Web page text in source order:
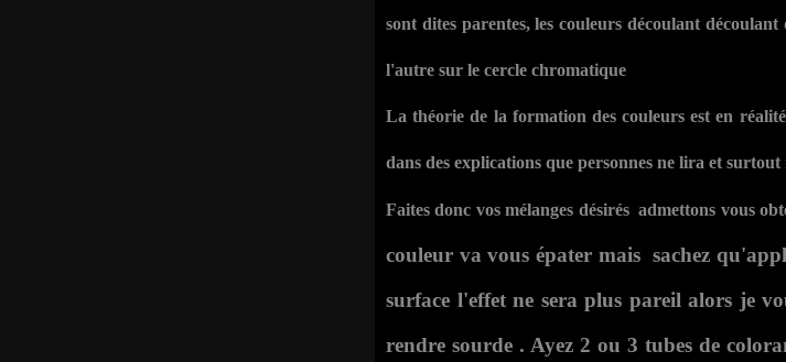
sont dites parentes, les couleurs découlant
l'autre sur le cercle chromatique
La théorie de la formation des couleurs est en
dans des explications que personnes ne lira et
Faites donc vos mélanges désirés admettons vous
couleur va vous épater mais sachez
surface l'effet ne sera plus pareil alors je
rendre sourde . Ayez 2 ou 3 tubes de